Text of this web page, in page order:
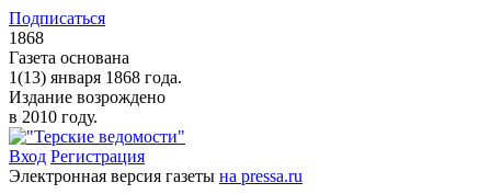
Подписаться
1868
Газета основана
1(13) января 1868 года.
Издание возрождено
в 2010 году.
Вход Регистрация
Электронная версия газеты на pressa.ru